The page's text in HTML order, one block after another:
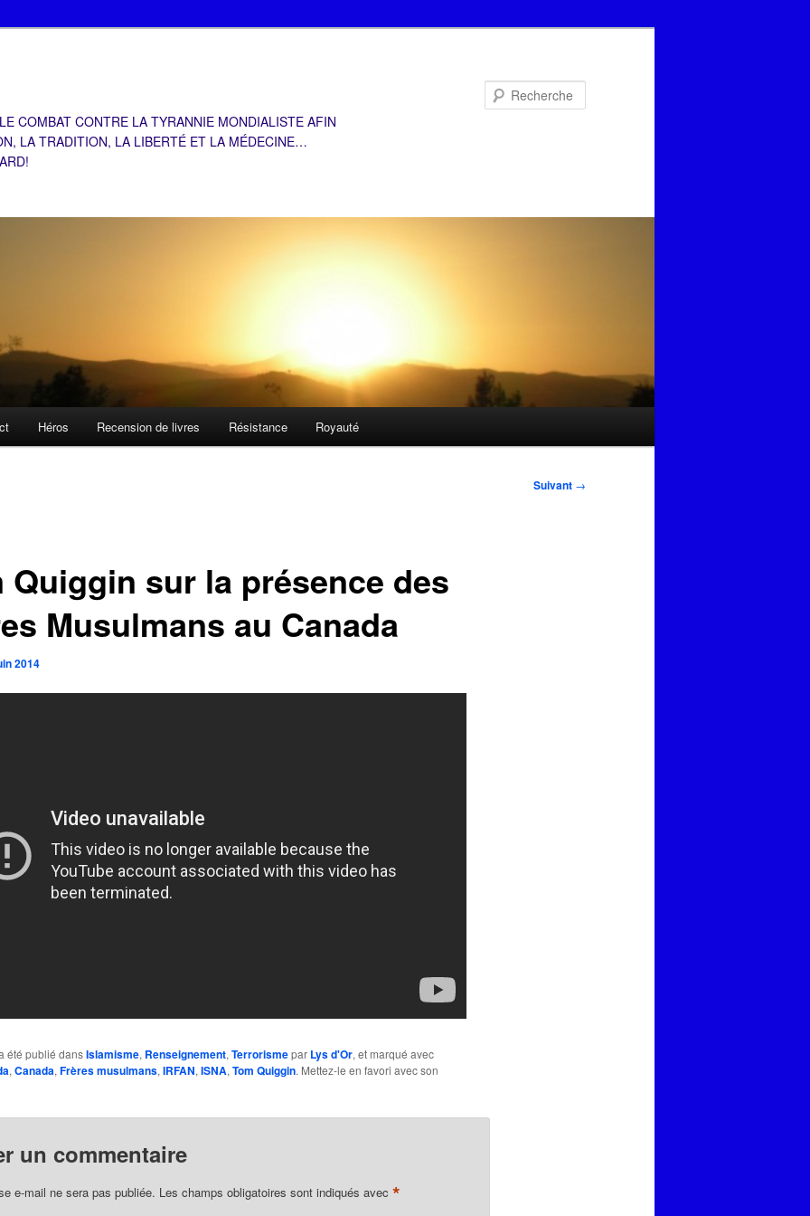
COMBAT CONTRE LA TYRANNIE MONDIALISTE AFIN
LA TRADITION, LA LIBERTÉ ET LA MÉDECINE…
Héros Recension de livres Résistance Royauté
Suivant →
Quiggin sur la présence des
Musulmans au Canada
2014
été publié dansIslamisme, Renseignement,Terrorismepar Lys d'Or, et marqué avec
,Canada,Frères musulmans,IRFAN,ISNA,Tom Quiggin. Mettez-le en favori avec son
un commentaire
e-mail ne sera pas publiée. Les champs obligatoires sont indiqués avec *